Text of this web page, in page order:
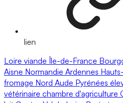
lien
Loire viande Île-de-France
Aisne Normandie Ardennes
fromage Nord Aude Pyrénées
vétérinaire chambre d'agriculture